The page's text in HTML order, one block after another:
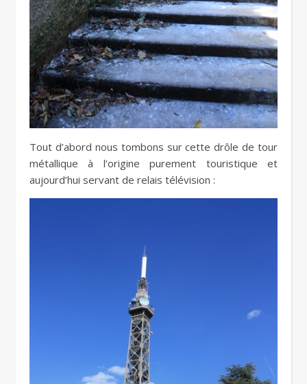
Tout d’abord nous tombons sur cette drôle de tour
métallique à l’origine purement touristique et
aujourd’hui servant de relais télévision :